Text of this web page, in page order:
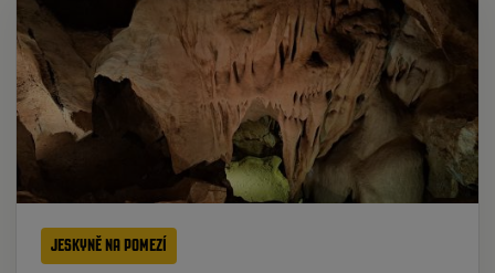
JESKYNĚ NA POMEZÍ